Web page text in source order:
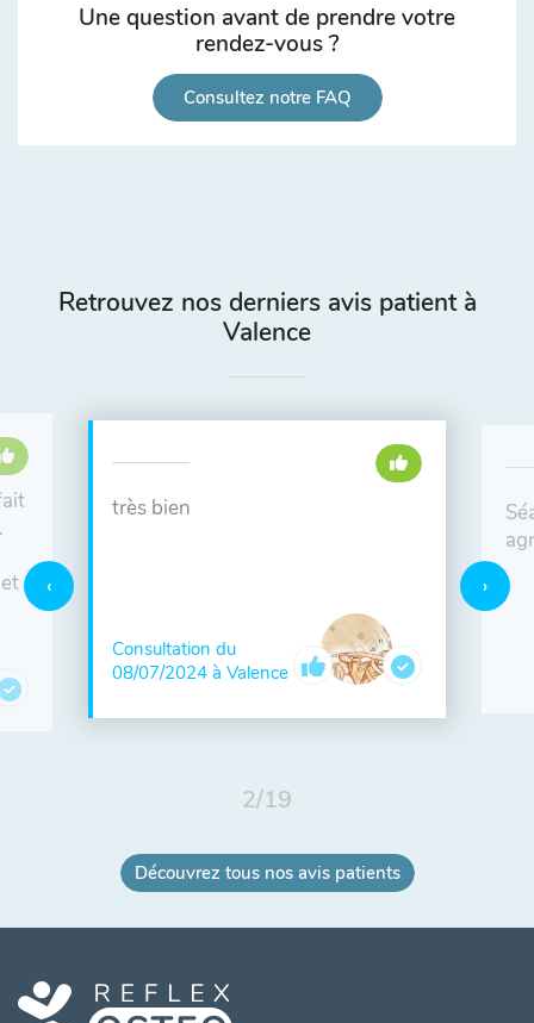
Une question avant de prendre votre
rendez-vous ?
Consultez notre FAQ
Retrouvez nos derniers avis patient à
Valence
très bien
Consultation du
08/07/2024 à Valence
2/19
Découvrez tous nos avis patients